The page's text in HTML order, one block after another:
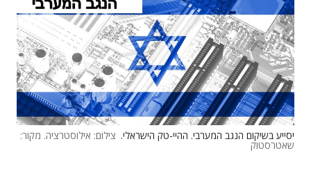
יסייע בשיקום הנגב המערבי. ההיי-טק הישראלי. צילום: אילוסטרציה. מקור:
שאטרסטוק